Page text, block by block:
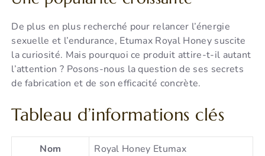
De plus en plus recherché pour relancer l’énergie
sexuelle et l’endurance, Etumax Royal Honey suscite
la curiosité. Mais pourquoi ce produit attire-t-il autant
l’attention ? Posons-nous la question de ses secrets
de fabrication et de son efficacité concrète.
Tableau d’informations clés
Nom Royal Honey Etumax